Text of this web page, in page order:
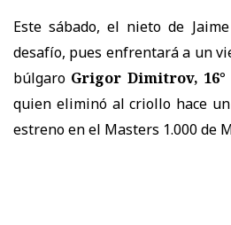
Este sábado, el nieto de
desafío, pues enfrentará a un
búlgaro Grigor Dimitrov,
quien eliminó al criollo hace
estreno en el Masters 1.000 de